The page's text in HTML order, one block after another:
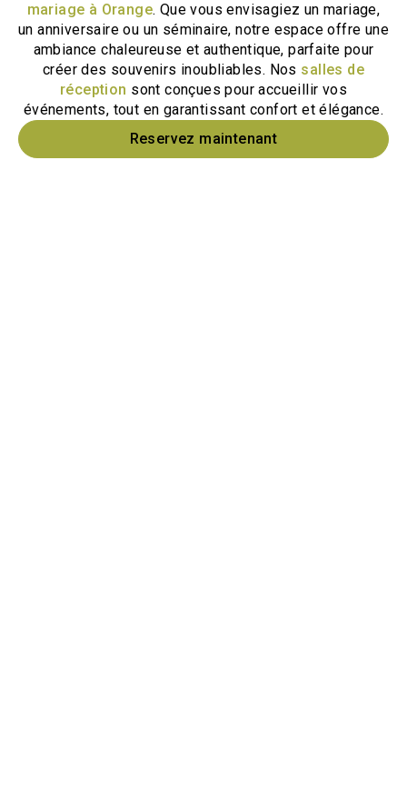
mariage à Orange. Que vous envisagiez un mariage,
un anniversaire ou un séminaire, notre espace offre une
ambiance chaleureuse et authentique, parfaite pour
créer des souvenirs inoubliables. Nos salles de
réception sont conçues pour accueillir vos
événements, tout en garantissant confort et élégance.
Reservez maintenant